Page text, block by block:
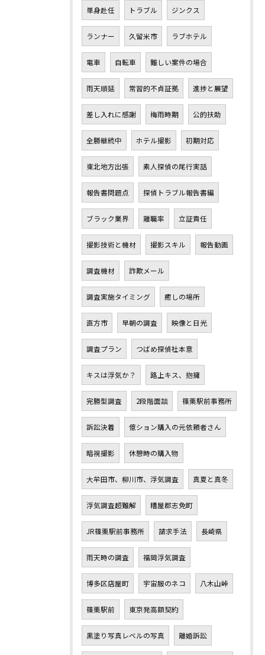
単身赴任 トラブル ジンクス
ランナー 久留米市 ラブホテル
電車 自転車 難しい案件の場合
雨天順延 常習的不貞証拠 進捗と展望
差し入れに感謝 梅雨時期 公的扶助
全勝継続中 ホテル撮影 初期対応
東北地方出張 素人探偵の尾行実話
報告書問題点 探偵トラブル報告書編
ブラック業界 離職率 立証責任
撮影技術と機材 撮影スキル 報告動画
調査機材 詐欺メール
調査実施タイミング 癒しの場所
直方市 早朝の調査 映像と日光
調査プラン つばめ探偵社本意
キスは浮気か？ 路上キス、抱擁
完勝型調査 2段階面談 篠栗駅前事務所
訴訟決着 億ション購入の元依頼者さん
暗視撮影 休憩時の購入物
大牟田市、柳川市、浮気調査 真夏と真冬
浮気調査超難解 糟屋郡志免町
JR篠栗駅前事務所 請求手法 長崎県
雨天時の調査 福岡浮気調査
博多区店屋町 宇宙服のネコ 八木山峠
篠栗駅前 東京発高額契約
黒塗り写真レベルの写真 離婚訴訟